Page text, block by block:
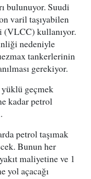
bulunuyor. Suudi
varil taşıyabilen
kullanıyor.
nedeniyle
tankerlerinin
gerekiyor.
geçmek
kadar petrol
petrol taşımak
Bunun her
maliyetine ve 1
yol açacağı